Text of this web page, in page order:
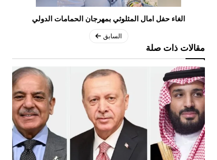
الغاء حفل امال المثلوثي بمهرجان الحمامات الدولي
السابق
مقالات ذات صلة